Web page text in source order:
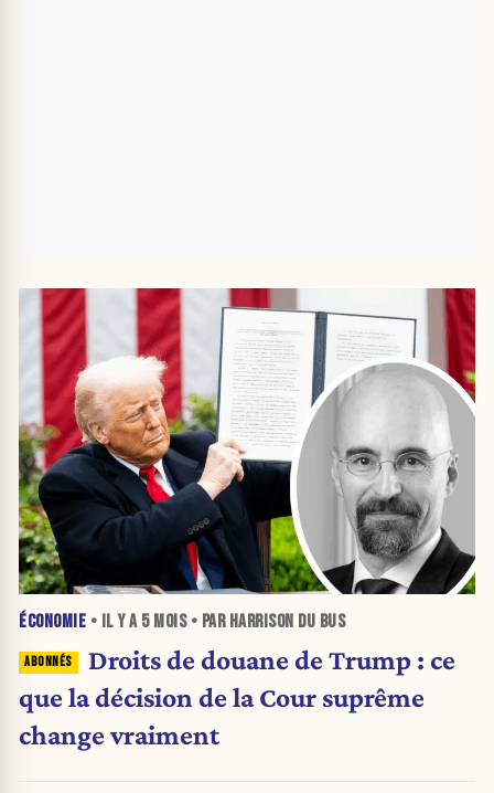
ÉCONOMIE • IL Y A 5 MOIS• PAR HARRISON DU BUS
Droits de douane de Trump : ce
que la décision de la Cour suprême
change vraiment